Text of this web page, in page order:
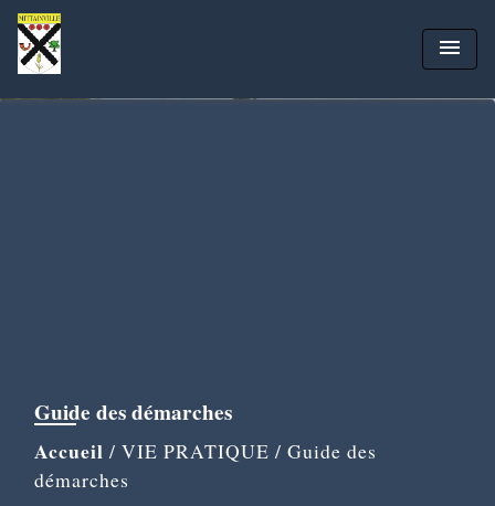
menu
Guide des démarches
Accueil / VIE PRATIQUE / Guide des
démarches